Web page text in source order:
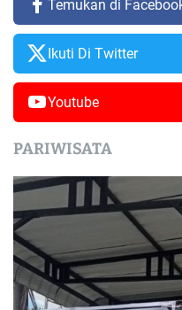
Temukan di
Ikuti Di Twitter
Youtube
PARIWISATA